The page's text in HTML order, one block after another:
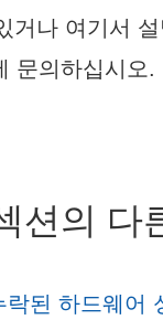
거나 여기서
문의하십시오.
션의 다
락된 하드웨어